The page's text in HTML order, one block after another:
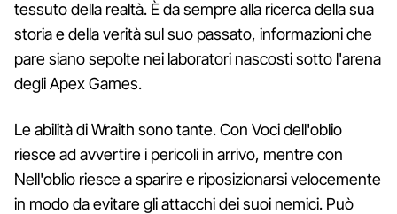
tessuto della realtà. È da sempre alla ricerca della sua
storia e della verità sul suo passato, informazioni che
pare siano sepolte nei laboratori nascosti sotto l'arena
degli Apex Games.
Le abilità di Wraith sono tante. Con Voci dell'oblio
riesce ad avvertire i pericoli in arrivo, mentre con
Nell'oblio riesce a sparire e riposizionarsi velocemente
in modo da evitare gli attacchi dei suoi nemici. Può